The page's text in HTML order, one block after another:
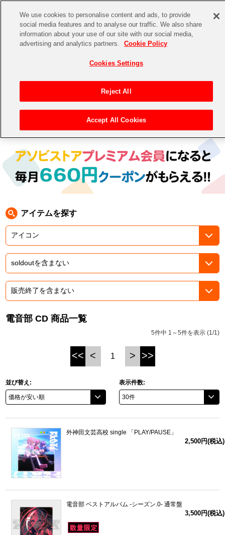
CHANNEL STORE EVENT
ゲーム 電子書籍
その他先行受付
アイドルマスターシリーズ
アイドルマスター
アイドルマスター ミリオンライブ！
アイドルマスター SideM
プロジェクトアイマス ヴイアライヴ
テイルズ オブ シリーズ
電音部
鉄拳
パックマン
ナムコクラシック
スサノオマジック
ガンダムシリーズ
ドラゴンボール
ラブライブ！
イベントグッズ
トイ・ホビー
>CD> 電音部 CD
アイテムを探す
電音部 CD 商品一覧
5件中 1～5件を表示 (1/1)
<< < 1 > >>
並び替え: 表示件数:
外神田文芸高校 single 「PLAY/PAUSE」
2,500円(税込)
電音部 ベストアルバム -シーズン.0- 通常盤
3,500円(税込)
We use cookies to personalise content and ads, to provide
social media features and to analyse our traffic. We also share
information about your use of our site with our social media,
advertising and analytics partners.
Cookie Policy
Cookies Settings
Reject All
Accept All Cookies